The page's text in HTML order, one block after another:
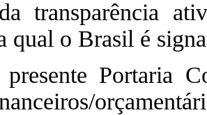
transparência
qual o Brasil é
Portaria